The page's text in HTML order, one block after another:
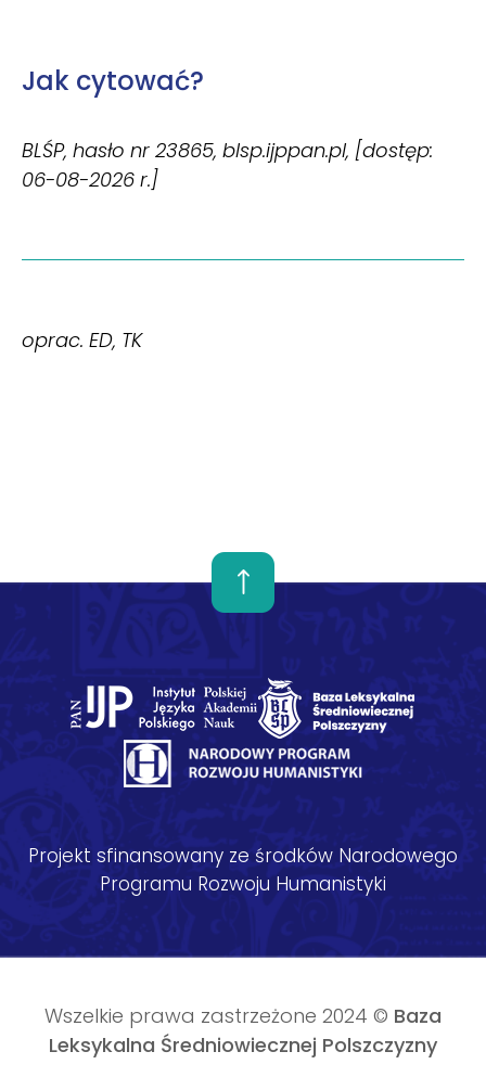
Jak cytować?
BLŚP, hasło nr 23865, blsp.ijppan.pl, [dostęp:
06-08-2026 r.]
oprac. ED, TK
Projekt sfinansowany ze środków Narodowego
Programu Rozwoju Humanistyki
Wszelkie prawa zastrzeżone 2024 © Baza
Leksykalna Średniowiecznej Polszczyzny